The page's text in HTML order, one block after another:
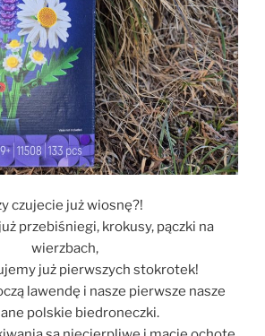
czujecie już wiosnę?!
przebiśniegi, krokusy, pączki na
wierzbach,
już pierwszych stokrotek!
lawendę i nasze pierwsze nasze
polskie biedroneczki.